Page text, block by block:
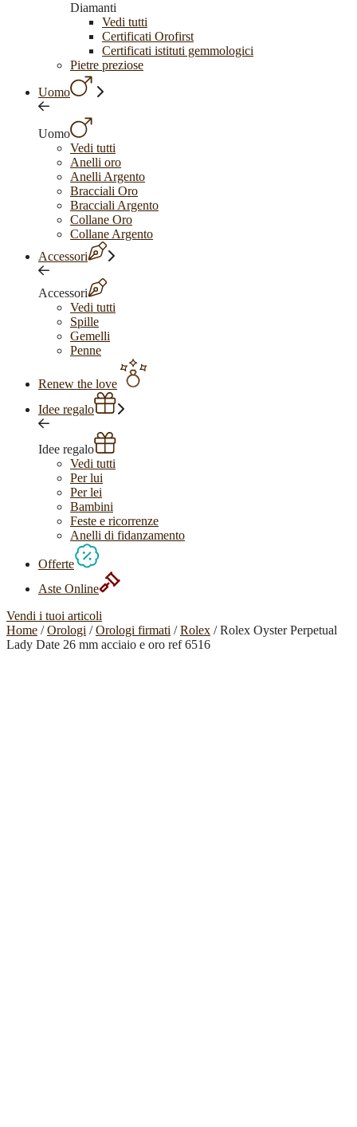
Diamanti
Vedi tutti
Certificati Orofirst
Certificati istituti gemmologici
Pietre preziose
Uomo
Uomo
Vedi tutti
Anelli oro
Anelli Argento
Bracciali Oro
Bracciali Argento
Collane Oro
Collane Argento
Accessori
Accessori
Vedi tutti
Spille
Gemelli
Penne
Renew the love
Idee regalo
Idee regalo
Vedi tutti
Per lui
Per lei
Bambini
Feste e ricorrenze
Anelli di fidanzamento
Offerte
Aste Online
Vendi i tuoi articoli
Home /Orologi /Orologi firmati /Rolex / Rolex Oyster Perpetual
Lady Date 26 mm acciaio e oro ref 6516